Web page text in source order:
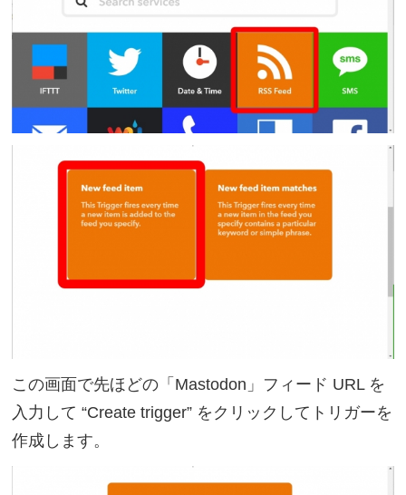
この画面で先ほどの「Mastodon」フィード URL を
入力して “Create trigger” をクリックしてトリガーを
作成します。